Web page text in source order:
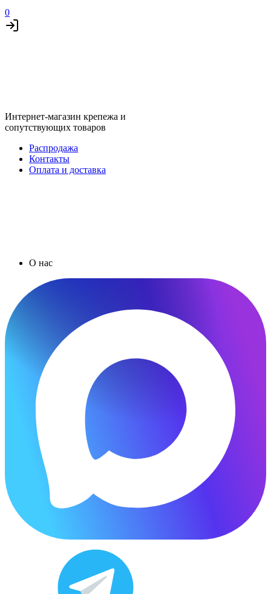
0
Интернет-магазин крепежа и
сопутствующих товаров
Распродажа
Контакты
Оплата и доставка
О нас